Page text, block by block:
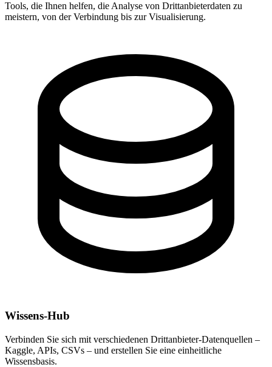
Tools, die Ihnen helfen, die Analyse von Drittanbieterdaten zu
meistern, von der Verbindung bis zur Visualisierung.
Wissens-Hub
Verbinden Sie sich mit verschiedenen Drittanbieter-Datenquellen –
Kaggle, APIs, CSVs – und erstellen Sie eine einheitliche
Wissensbasis.